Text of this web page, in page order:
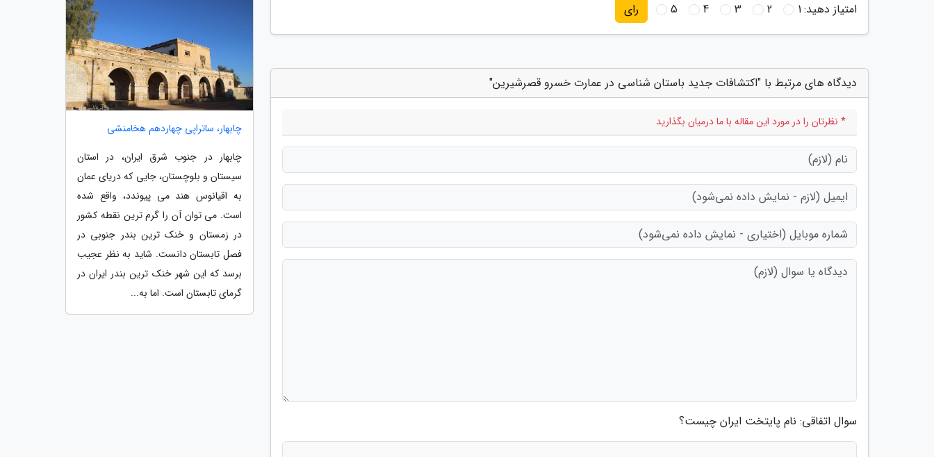
امتیاز دهید:1
2
3
4
5 رای
دیدگاه های مرتبط با "اکتشافات جدید باستان شناسی در عمارت خسرو قصرشیرین"
* نظرتان را در مورد این مقاله با ما درمیان بگذارید
سوال اتفاقی: نام پایتخت ایران چیست؟
چابهار، ساتراپی چهاردهم هخامنشی
چابهار در جنوب شرق ایران، در استان
سیستان و بلوچستان، جایی که دریای عمان
به اقیانوس هند می پیوندد، واقع شده
است. می توان آن را گرم ترین نقطه کشور
در زمستان و خنک ترین بندر جنوبی در
فصل تابستان دانست. شاید به نظر عجیب
برسد که این شهر خنک ترین بندر ایران در
گرمای تابستان است. اما به...